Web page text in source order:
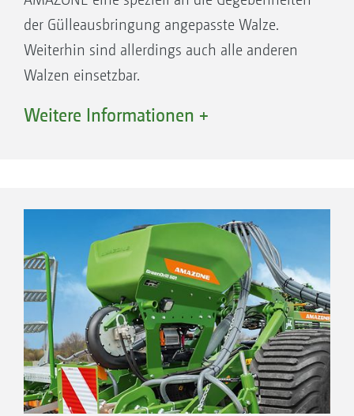
der Gülleausbringung angepasste Walze.
Weiterhin sind allerdings auch alle anderen
Walzen einsetzbar.
Ihre Vorteile Catros mit pro-Paket und
Großer Durchmesser sorgt für leichtes
Abrollverhalten
HD-Walzenlagerung für maximale
Haltbarkeit
Weitere Informationen +